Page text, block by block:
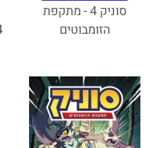
סוניק 4 - מתקפת
הזומבוטים